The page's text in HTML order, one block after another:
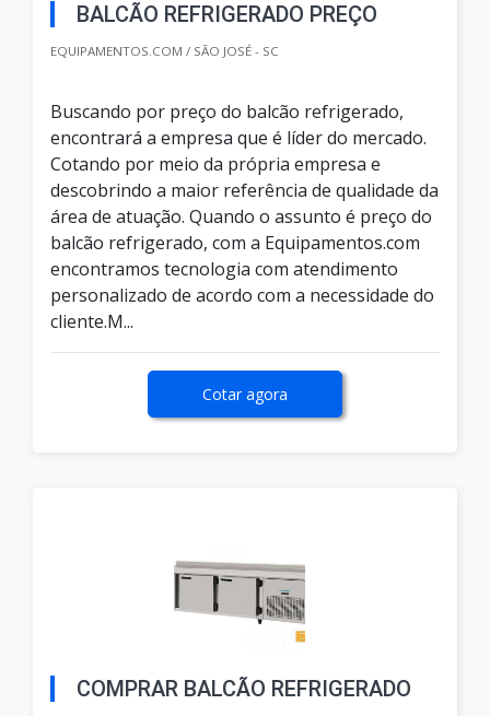
BALCÃO REFRIGERADO PREÇO
EQUIPAMENTOS.COM / SÃO JOSÉ - SC
Buscando por preço do balcão refrigerado,
encontrará a empresa que é líder do mercado.
Cotando por meio da própria empresa e
descobrindo a maior referência de qualidade da
área de atuação. Quando o assunto é preço do
balcão refrigerado, com a Equipamentos.com
encontramos tecnologia com atendimento
personalizado de acordo com a necessidade do
cliente.M...
Cotar agora
COMPRAR BALCÃO REFRIGERADO